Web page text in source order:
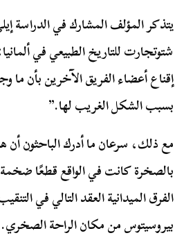
يتذكر المؤلف المشارك في الدراسة
شتوتجارت للتاريخ الطبيعي في
إقناع أعضاء الفريق الآخرين بأن ما
بسبب الشكل الغريب لها.”
مع ذلك، سرعان ما أدرك الباحثون أن
بالصخرة كانت في الواقع قطعًا
الفرق الميدانية العقد التالي في
بيروسيتوس من مكان الراحة الصخري.